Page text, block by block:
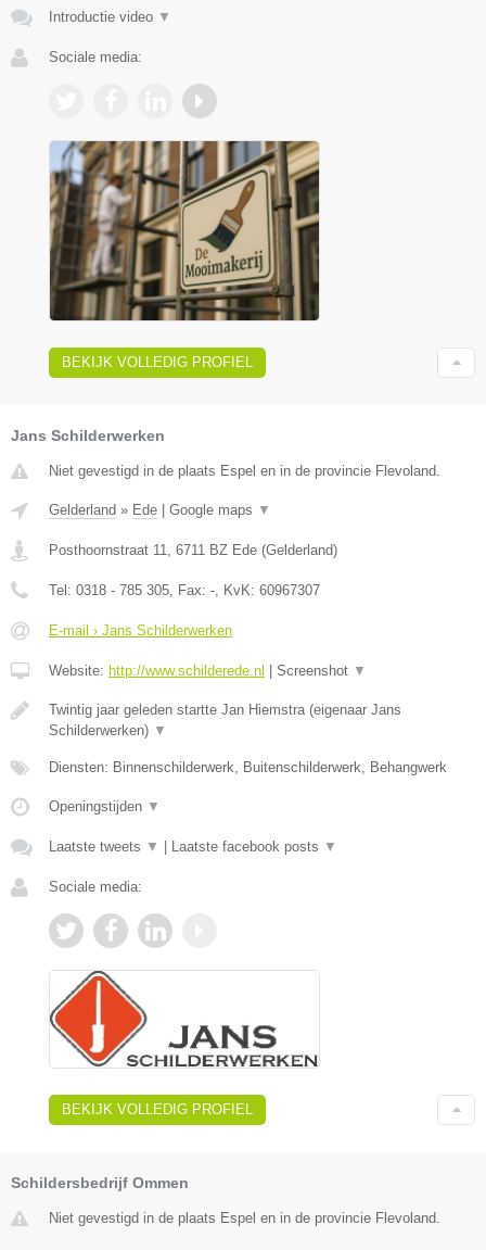
Introductie video ▼
Sociale media:
BEKIJK VOLLEDIG PROFIEL
Jans Schilderwerken
Niet gevestigd in de plaats Espel en in de provincie Flevoland.
Gelderland » Ede | Google maps ▼
Posthoornstraat 11 6711 BZ Ede (Gelderland)
Tel: 0318 - 785 305 , Fax: - , KvK: 60967307
E-mail › Jans Schilderwerken
Website: http://www.schilderede.nl | Screenshot ▼
Twintig jaar geleden startte Jan Hiemstra (eigenaar Jans
Schilderwerken) ▼
Diensten: Binnenschilderwerk, Buitenschilderwerk, Behangwerk
Openingstijden ▼
Laatste tweets ▼ | Laatste facebook posts ▼
Sociale media:
BEKIJK VOLLEDIG PROFIEL
Schildersbedrijf Ommen
Niet gevestigd in de plaats Espel en in de provincie Flevoland.